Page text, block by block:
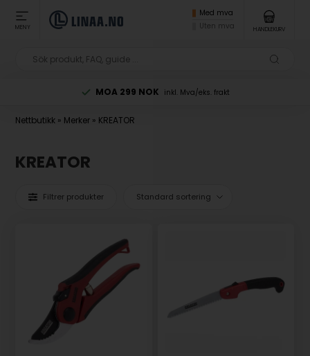
MENY
Med mva
Uten mva
HANDLEKURV
MOA 299 NOK inkl. Mva/eks. frakt
Nettbutikk » Merker » KREATOR
KREATOR
Filtrer produkter